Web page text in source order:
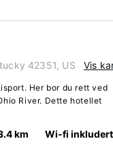
42351, US Vis
Her bor du rett ved
River. Dette hotellet
km Wi-fi inkludert